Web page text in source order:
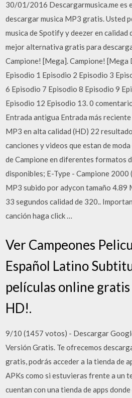
30/01/2016 Descargarmusica.me es
descargar musica MP3 gratis. Usted
musica de Spotify y deezer en calidad
mejor alternativa gratis para
Campione! [Mega]. Campione! [Mega
Episodio 1 Episodio 2 Episodio 3
6 Episodio 7 Episodio 8 Episodio 9
Episodio 12 Episodio 13. 0
Entrada antigua Entrada más
MP3 en alta calidad (HD) 22
canciones y videos que estan de
de Campione en diferentes formatos
disponibles; E-Type - Campione
MP3 subido por adycon tamaño 4.89
33 segundos calidad de 320..
canción haga click …
Ver Campeones
Español Latino
películas online
HD!.
9/10 (1457 votos) - Descargar
Versión Gratis. Te ofrecemos
gratis, podrás acceder a la tienda de
APKs como si estuvieras frente a un
cuentan con una tienda de apps